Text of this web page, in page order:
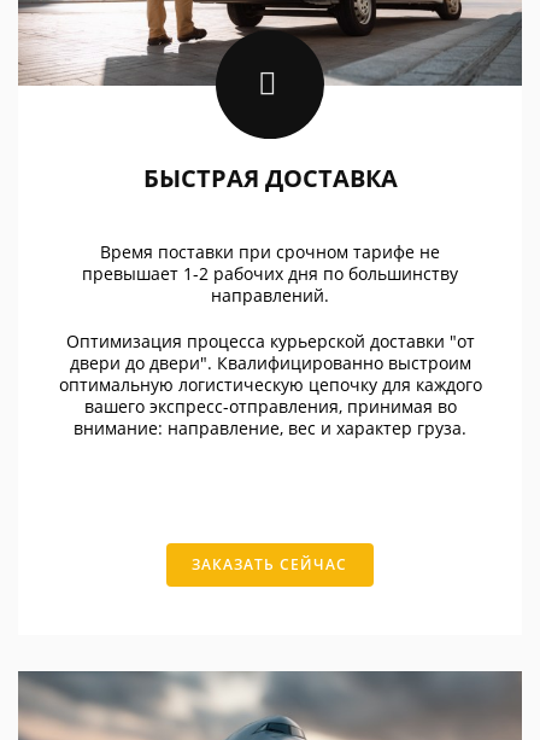
БЫСТРАЯ ДОСТАВКА
Время поставки при срочном тарифе не
превышает 1-2 рабочих дня по большинству
направлений.
Оптимизация процесса курьерской доставки "от
двери до двери". Квалифицированно выстроим
оптимальную логистическую цепочку для каждого
вашего экспресс-отправления, принимая во
внимание: направление, вес и характер груза.
ЗАКАЗАТЬ СЕЙЧАС